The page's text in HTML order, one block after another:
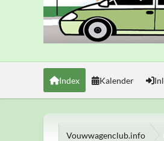
Index Kalender
Vouwwagenclub.info